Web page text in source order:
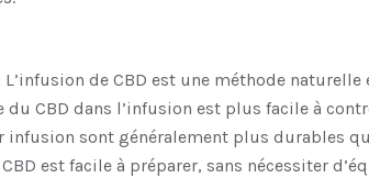
L’infusion de CBD est une méthode
du CBD dans l’infusion est plus facile à
infusion sont généralement plus durables
est facile à préparer, sans nécessiter